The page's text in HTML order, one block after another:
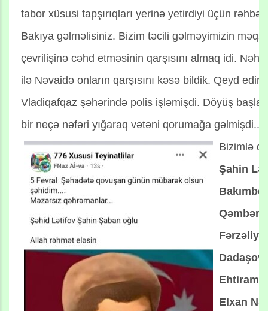
tabor xüsusi tapşırıqları yerinə yetirdiyi üçün
Bakıya gəlməlisiniz. Bizim təcili gəlməyimizin
çevrilişinə cəhd etməsinin qarşısını almaq idi.
ilə Nəvaidə onların qarşısını kəsə bildik. Qeyd
Vladiqafqaz şəhərində polis işləmişdi. Döyüş
bir neçə nəfəri yığaraq vətəni qorumağa gəlmişdi...
Bizimlə
Şahin
Ehtiram
Elxan